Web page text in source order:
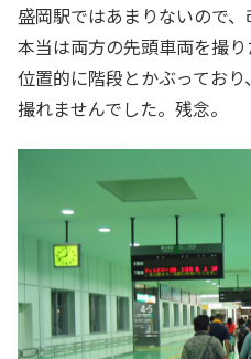
盛岡駅ではあまりないので、
本当は両方の先頭車両を撮
位置的に階段とかぶってお
撮れませんでした。残念。